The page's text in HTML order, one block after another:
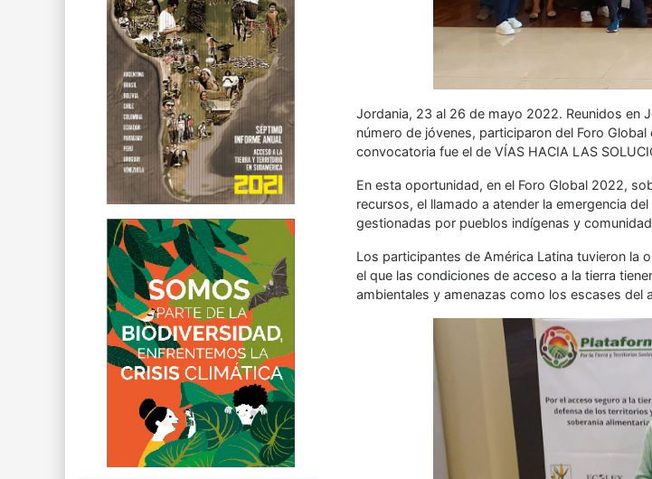
Jordania, 23 al 26 de mayo 2022. Reunidos en
número de jóvenes, participaron del Foro Global
convocatoria fue el de VÍAS HACIA LAS
En esta oportunidad, en el Foro Global 2022,
recursos, el llamado a atender la emergencia
gestionadas por pueblos indígenas y
Los participantes de América Latina tuvieron la
el que las condiciones de acceso a la tierra
ambientales y amenazas como los escases del